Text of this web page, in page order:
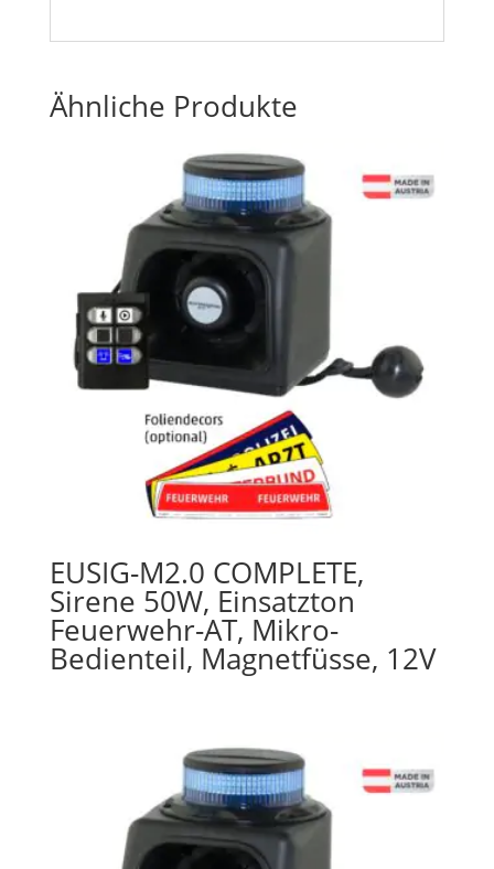
Ähnliche Produkte
EUSIG-M2.0 COMPLETE,
Sirene 50W, Einsatzton
Feuerwehr-AT, Mikro-
Bedienteil, Magnetfüsse, 12V